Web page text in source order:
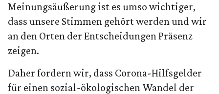
Meinungsäußerung ist es umso wichtiger,
dass unsere Stimmen gehört werden und wir
an den Orten der Entscheidungen Präsenz
zeigen.
Daher fordern wir, dass Corona-Hilfsgelder
für einen sozial-ökologischen Wandel der